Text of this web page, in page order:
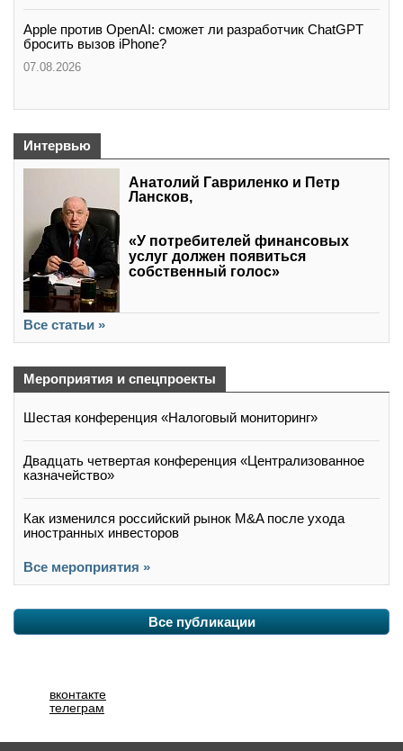
Apple против OpenAI: сможет ли разработчик ChatGPT
бросить вызов iPhone?
07.08.2026
Интервью
Анатолий Гавриленко и Петр
Лансков,
«У потребителей финансовых
услуг должен появиться
собственный голос»
Все статьи »
Мероприятия и спецпроекты
Шестая конференция «Налоговый мониторинг»
Двадцать четвертая конференция «Централизованное
казначейство»
Как изменился российский рынок M&A после ухода
иностранных инвесторов
Все мероприятия »
Все публикации
вконтакте
телеграм